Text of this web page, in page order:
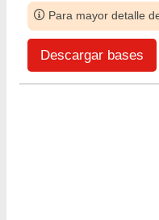
Para mayor detalle
Descargar bases